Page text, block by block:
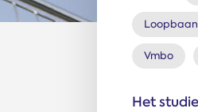
Vmbo
Het